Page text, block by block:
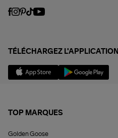
TÉLÉCHARGEZ L'APPLICATION
TOP MARQUES
Golden Goose